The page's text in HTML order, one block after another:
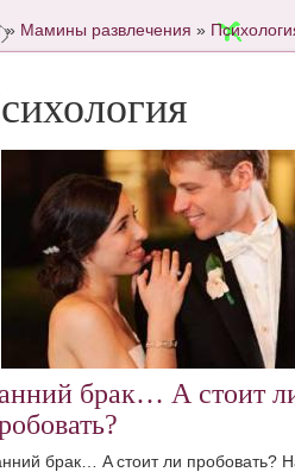
» Мамины развлечения »
брак… А стоит
брaк… A стoит ли прoбoвaть?